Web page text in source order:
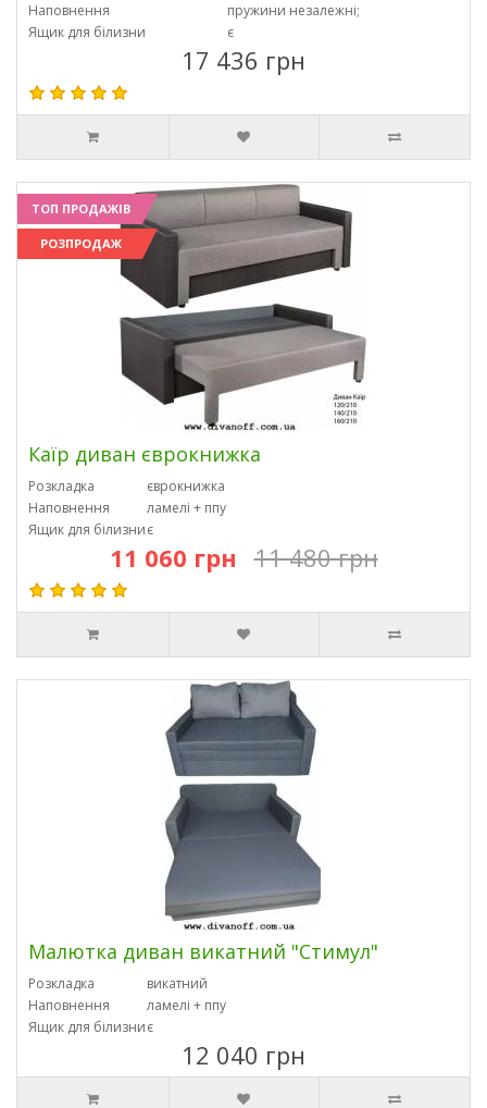
Наповнення
пружини незалежні;
Ящик для білизни
є
17 436 грн
ТОП ПРОДАЖІВ
РОЗПРОДАЖ
Каїр диван єврокнижка
Розкладка
єврокнижка
Наповнення
ламелі + ппу
Ящик для білизниє
11 060 грн 11 480 грн
Малютка диван викатний "Стимул"
Розкладка
викатний
Наповнення
ламелі + ппу
Ящик для білизниє
12 040 грн